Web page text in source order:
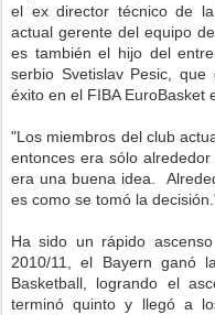
el ex director técnico de
actual gerente del equipo
es también el hijo del
serbio Svetislav Pesic,
éxito en el FIBA EuroBasket
"Los miembros del club
entonces era sólo
era una buena idea.
es como se tomó la
Ha sido un rápido
2010/11, el Bayern ganó
Basketball, logrando el
terminó quinto y llegó a